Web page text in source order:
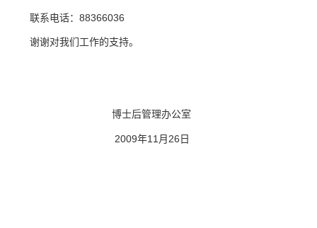
联系电话：88366036
谢谢对我们工作的支持。
博士后管理办公室
2009年11月26日